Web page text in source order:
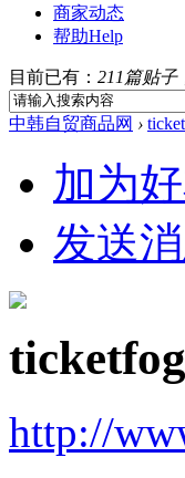
商家动态
帮助Help
目前已有： 211篇贴子
中韩自贸商品网 ›
加为
发送
http://